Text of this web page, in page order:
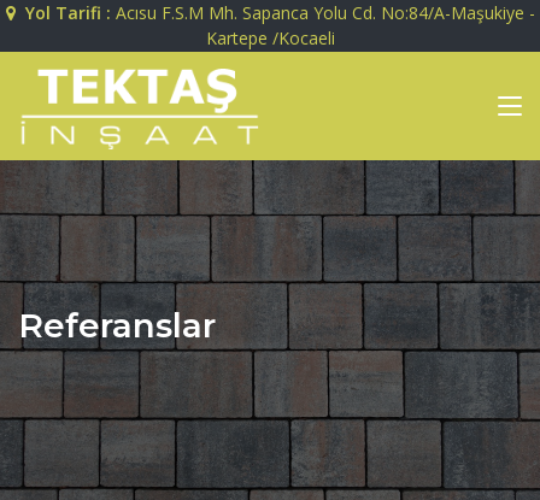
Yol Tarifi : Acısu F.S.M Mh. Sapanca Yolu Cd. No:84/A-Maşukiye -
Kartepe /Kocaeli
Referanslar